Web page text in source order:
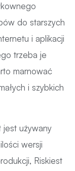
do starszych
i aplikacji
trzeba je
marnować
i szybkich
jest używany
wersji
Riskiest